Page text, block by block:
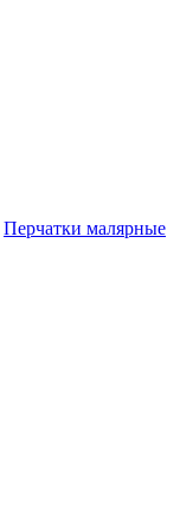
Перчатки малярные